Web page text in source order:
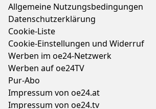
Allgemeine Nutzungsbedingungen
Datenschutzerklärung
Cookie-Liste
Cookie-Einstellungen und Widerruf
Werben im oe24-Netzwerk
Werben auf oe24TV
Pur-Abo
Impressum von oe24.at
Impressum von oe24.tv